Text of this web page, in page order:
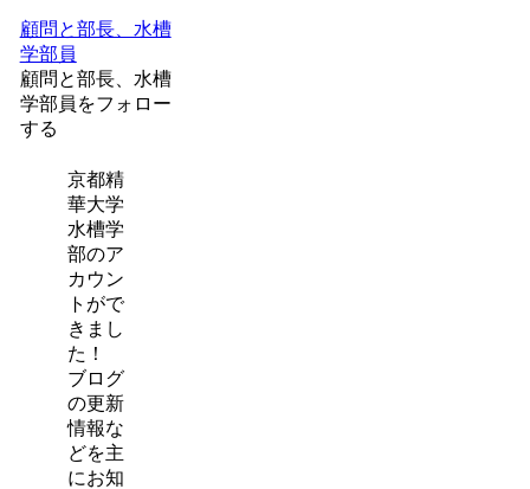
顧問と部長、水槽
学部員
顧問と部長、水槽
学部員をフォロー
する
京都精
華大学
水槽学
部のア
カウン
トがで
きまし
た！
ブログ
の更新
情報な
どを主
にお知